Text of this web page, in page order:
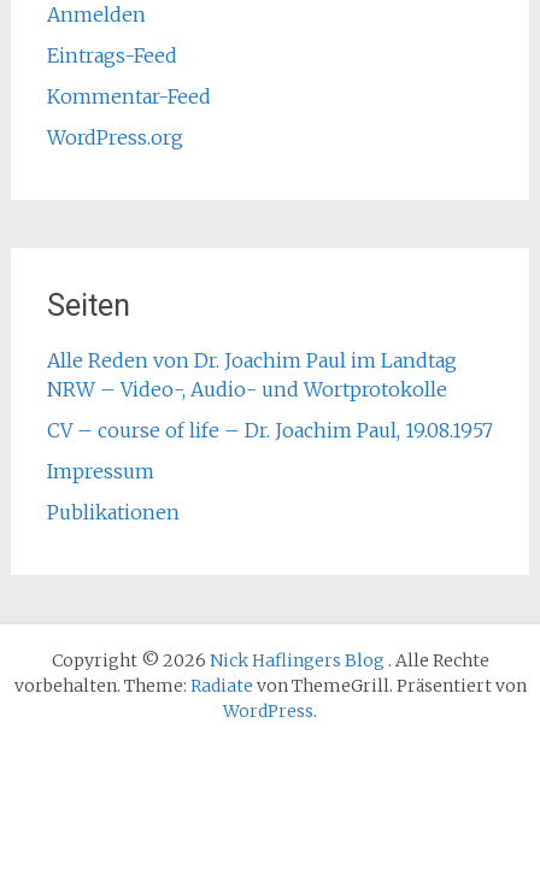
Anmelden
Eintrags-Feed
Kommentar-Feed
WordPress.org
Seiten
Alle Reden von Dr. Joachim Paul im Landtag
NRW – Video-, Audio- und Wortprotokolle
CV – course of life – Dr. Joachim Paul, 19.08.1957
Impressum
Publikationen
Copyright © 2026 Nick Haflingers Blog . Alle Rechte
vorbehalten. Theme: Radiate von ThemeGrill. Präsentiert von
WordPress.